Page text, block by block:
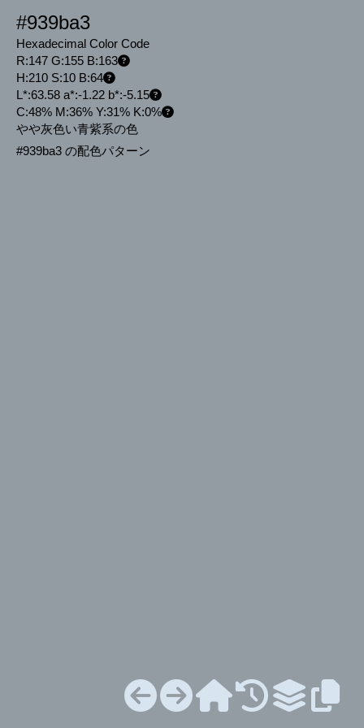
#939ba3
Hexadecimal Color Code
R:147 G:155 B:163
H:210 S:10 B:64
L*:63.58 a*:-1.22 b*:-5.15
C:48% M:36% Y:31% K:0%
やや灰色い青紫系の色
#939ba3 の配色パターン